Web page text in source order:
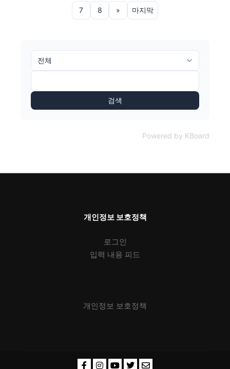
7 8 » 마지막
검색
Powered by KBoard
개인정보 보호정책
로그인
입력 내용 피드
개인정보 보호정책